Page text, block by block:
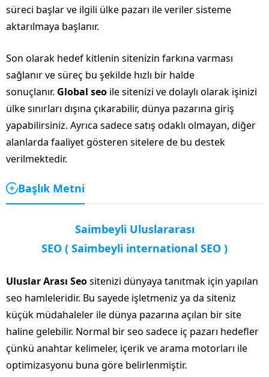
süreci başlar ve ilgili ülke pazarı ile veriler sisteme
aktarılmaya başlanır.
Son olarak hedef kitlenin sitenizin farkına varması
sağlanır ve süreç bu şekilde hızlı bir halde
sonuçlanır. Global seo ile sitenizi ve dolaylı olarak işinizi
ülke sınırları dışına çıkarabilir, dünya pazarına giriş
yapabilirsiniz. Ayrıca sadece satış odaklı olmayan, diğer
alanlarda faaliyet gösteren sitelere de bu destek
verilmektedir.
Başlık Metni
Saimbeyli Uluslararası
SEO ( Saimbeyli international SEO )
Uluslar Arası Seositenizi dünyaya tanıtmak için yapılan
seo hamleleridir. Bu sayede işletmeniz ya da siteniz
küçük müdahaleler ile dünya pazarına açılan bir site
haline gelebilir. Normal bir seo sadece iç pazarı hedefler
çünkü anahtar kelimeler, içerik ve arama motorları ile
optimizasyonu buna göre belirlenmiştir.